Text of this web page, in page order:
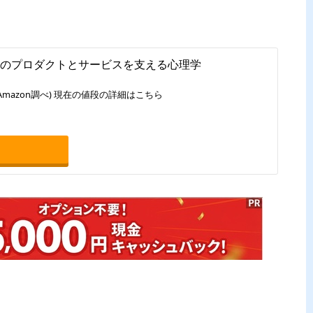
プロダクトとサービスを支える心理学
調べ) 現在の値段の詳細はこちら